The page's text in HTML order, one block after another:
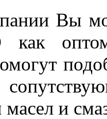
Вы
как
и